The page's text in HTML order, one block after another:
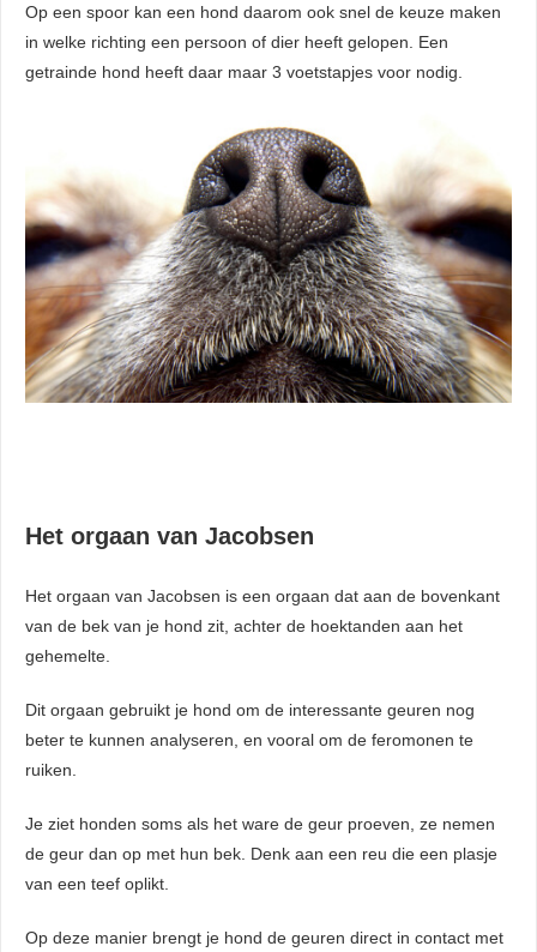
Op een spoor kan een hond daarom ook snel de keuze maken
in welke richting een persoon of dier heeft gelopen. Een
getrainde hond heeft daar maar 3 voetstapjes voor nodig.
Het orgaan van Jacobsen
Het orgaan van Jacobsen is een orgaan dat aan de bovenkant
van de bek van je hond zit, achter de hoektanden aan het
gehemelte.
Dit orgaan gebruikt je hond om de interessante geuren nog
beter te kunnen analyseren, en vooral om de feromonen te
ruiken.
Je ziet honden soms als het ware de geur proeven, ze nemen
de geur dan op met hun bek. Denk aan een reu die een plasje
van een teef oplikt.
Op deze manier brengt je hond de geuren direct in contact met